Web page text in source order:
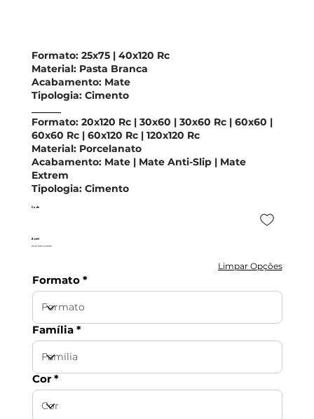
Code
Azuvi
Preço Sob Consulta
Limpar Opções
Formato
Família
Cor
Formato:25x75 | 40x120 Rc
Material:Pasta Branca
Acabamento:Mate
Tipologia:Cimento
Formato:20x120 Rc | 30x60 | 30x60 Rc | 60x60 |
60x60 Rc | 60x120 Rc | 120x120 Rc
Material:Porcelanato
Acabamento:Mate | Mate Anti-Slip | Mate
Extrem
Tipologia:Cimento